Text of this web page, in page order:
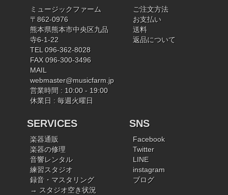
ミュージックファーム
〒862-0976
熊本県熊本市中央区九品
寺6-1-22
TEL 096-362-8028
FAX 096-300-3496
MAIL
webmaster@musicfarm.jp
営業時間 : 10:00 - 19:00
休業日 : 毎週火曜日
ご注文方法
お支払い
送料
返品について
SERVICES
楽器通販
楽器の修理
音響レンタル
練習スタジオ
録音・マスタリング
→ スタジオ空き状況
SNS
Facebook
Twitter
LINE
instagram
ブログ